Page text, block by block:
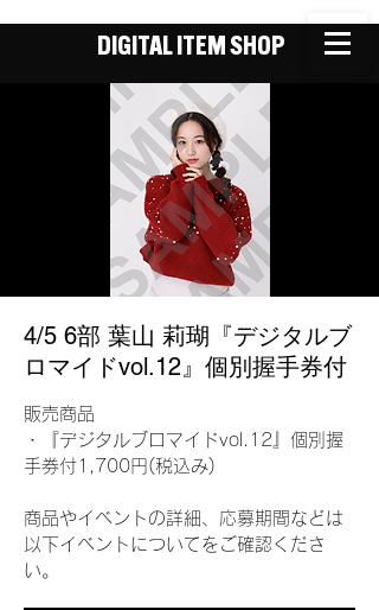
DIGITAL ITEM SHOP
4/5 6部 葉山 莉瑚『デジタルブ
ロマイドvol.12』個別握手券付
販売商品
・『デジタルブロマイドvol.12』個別握
手券付1,700円(税込み)
商品やイベントの詳細、応募期間などは
以下イベントについてをご確認くださ
い。